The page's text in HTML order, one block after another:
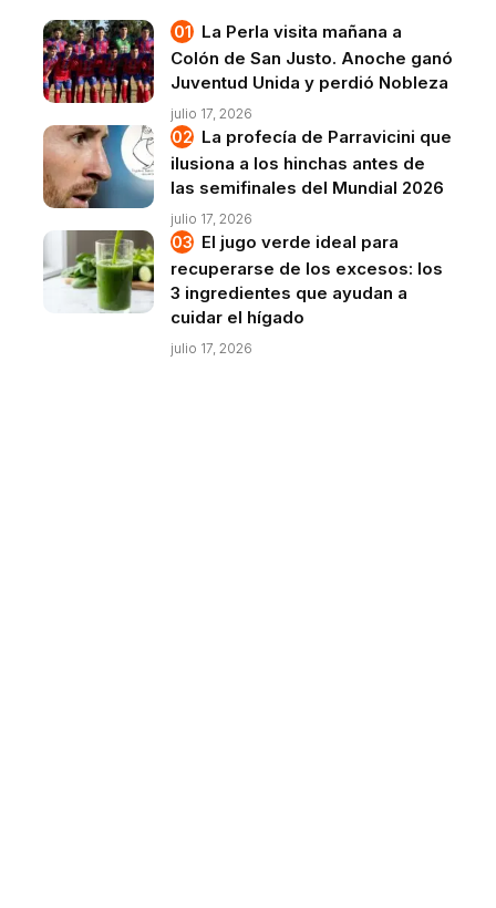
La Perla visita mañana a
Colón de San Justo. Anoche ganó
Juventud Unida y perdió Nobleza
julio 17, 2026
La profecía de Parravicini que
ilusiona a los hinchas antes de
las semifinales del Mundial 2026
julio 17, 2026
El jugo verde ideal para
recuperarse de los excesos: los
3 ingredientes que ayudan a
cuidar el hígado
julio 17, 2026